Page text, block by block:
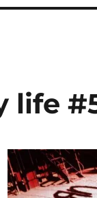
life